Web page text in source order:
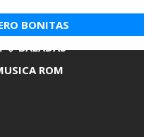
BONITAS
💘 BALADAS
ROM